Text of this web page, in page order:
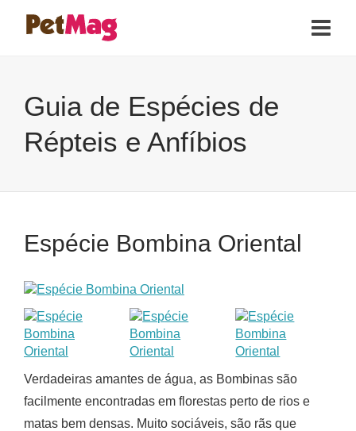
Guia de Espécies de
Répteis e Anfíbios
Espécie Bombina Oriental
Verdadeiras amantes de água, as Bombinas são
facilmente encontradas em florestas perto de rios e
matas bem densas. Muito sociáveis, são rãs que